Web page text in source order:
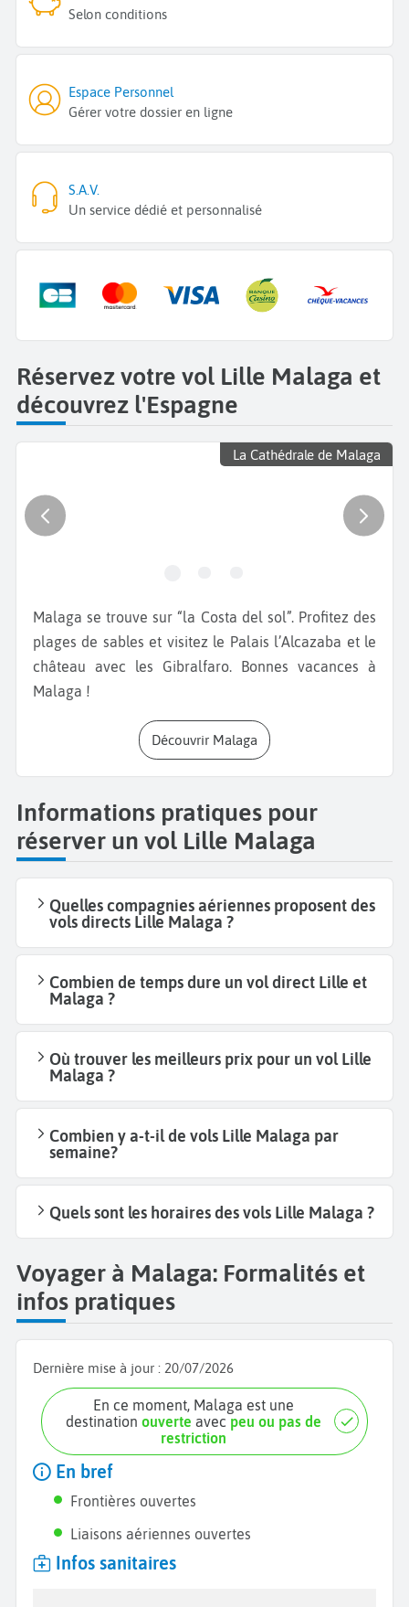
Selon conditions
Espace Personnel
Gérer votre dossier en ligne
S.A.V.
Un service dédié et personnalisé
Réservez votre vol Lille Malaga et
découvrez l'Espagne
La Cathédrale de Malaga
Malaga se trouve sur “la Costa del sol”. Profitez des
plages de sables et visitez le Palais l’Alcazaba et le
château avec les Gibralfaro. Bonnes vacances à
Malaga !
Découvrir Malaga
Informations pratiques pour
réserver un vol Lille Malaga
Quelles compagnies aériennes proposent des
vols directs Lille Malaga ?
Combien de temps dure un vol direct Lille et
Malaga ?
Où trouver les meilleurs prix pour un vol Lille
Malaga ?
Combien y a-t-il de vols Lille Malaga par
semaine?
Quels sont les horaires des vols Lille Malaga ?
Voyager à Malaga: Formalités et
infos pratiques
Dernière mise à jour : 20/07/2026
En ce moment, Malaga est une
destinationouverte avec peu ou pas de
restriction
En bref
Frontières ouvertes
Liaisons aériennes ouvertes
Infos sanitaires